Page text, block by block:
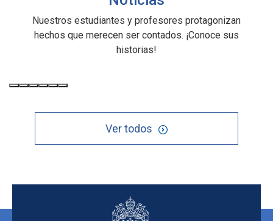
Nuestros estudiantes y profesores protagonizan
hechos que merecen ser contados. ¡Conoce sus
historias!
Ver todos